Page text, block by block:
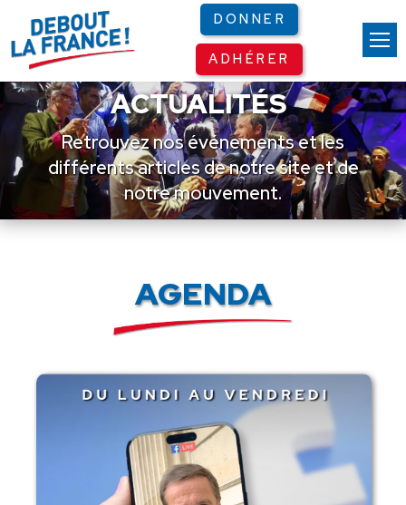
DONNER
ADHÉRER
ACTUALITÉS
Retrouvez nos événements et les
différents articles de notre site et de
notre mouvement.
AGENDA
Panneau de gestion des cookies